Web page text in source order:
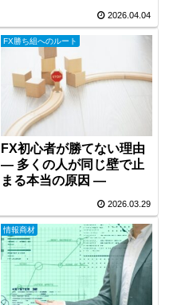
2026.04.04
FX勝ち組へのルート
FX初心者が勝てない理由
― 多くの人が同じ壁で止
まる本当の原因 ―
2026.03.29
情報商材